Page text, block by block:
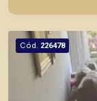
Cód. 226478